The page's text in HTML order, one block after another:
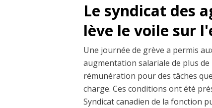
Le syndicat des
lève le voile sur
Une journée de grève a permis
augmentation salariale de plus
rémunération pour des tâches
charge. Ces conditions ont été
Syndicat canadien de la fonction